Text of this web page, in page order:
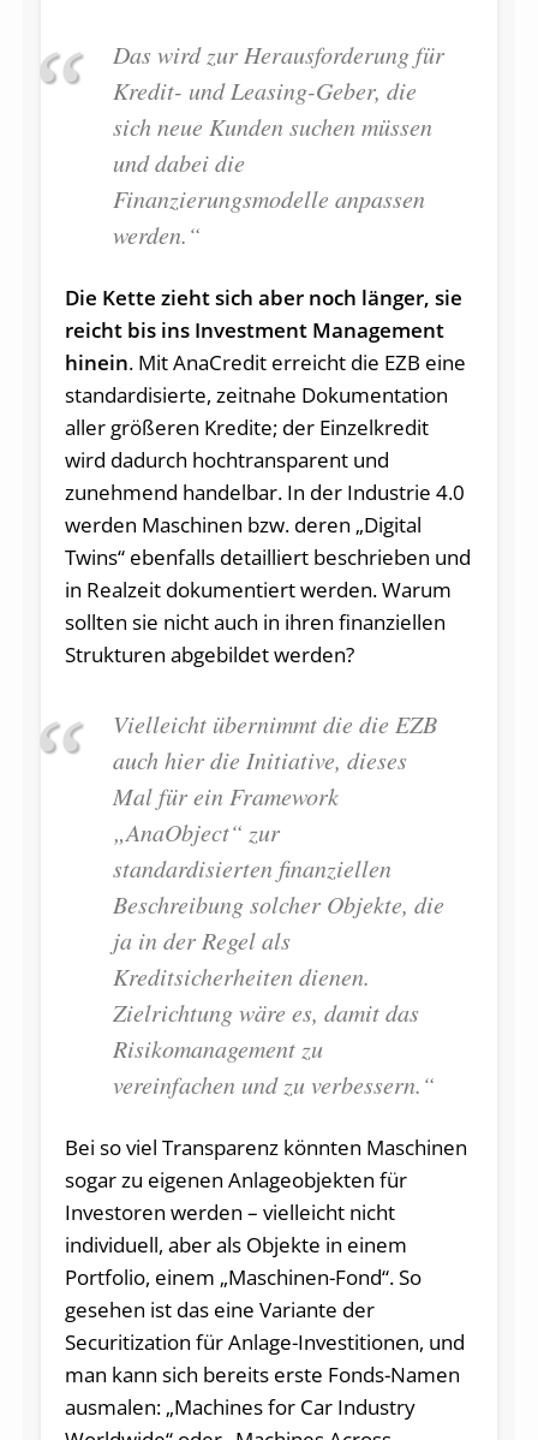
Das wird zur Herausforderung für
Kredit- und Leasing-Geber, die
sich neue Kunden suchen müssen
und dabei die
Finanzierungsmodelle anpassen
werden.“
Die Kette zieht sich aber noch länger, sie
reicht bis ins Investment Management
hinein. Mit AnaCredit erreicht die EZB eine
standardisierte, zeitnahe Dokumentation
aller größeren Kredite; der Einzelkredit
wird dadurch hochtransparent und
zunehmend handelbar. In der Industrie 4.0
werden Maschinen bzw. deren „Digital
Twins“ ebenfalls detailliert beschrieben und
in Realzeit dokumentiert werden. Warum
sollten sie nicht auch in ihren finanziellen
Strukturen abgebildet werden?
Vielleicht übernimmt die die EZB
auch hier die Initiative, dieses
Mal für ein Framework
„AnaObject“ zur
standardisierten finanziellen
Beschreibung solcher Objekte, die
ja in der Regel als
Kreditsicherheiten dienen.
Zielrichtung wäre es, damit das
Risikomanagement zu
vereinfachen und zu verbessern.“
Bei so viel Transparenz könnten Maschinen
sogar zu eigenen Anlageobjekten für
Investoren werden – vielleicht nicht
individuell, aber als Objekte in einem
Portfolio, einem „Maschinen-Fond“. So
gesehen ist das eine Variante der
Securitization für Anlage-Investitionen, und
man kann sich bereits erste Fonds-Namen
ausmalen: „Machines for Car Industry